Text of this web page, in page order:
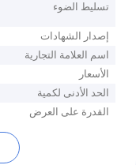
تسليط الضوء
إصدار الشهادات
اسم العلامة التجارية
الأسعار
الحد الأدنى لكمية
القدرة على العرض